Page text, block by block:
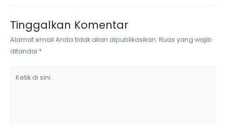
Tinggalkan Komentar
Alamat email Anda tidak akan dipublikasikan. Ruas yang wajib
ditandai *